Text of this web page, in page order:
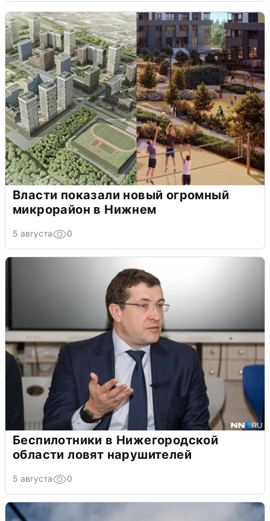
Власти показали новый огромный
микрорайон в Нижнем
5 августа 0
Беспилотники в Нижегородской
области ловят нарушителей
5 августа 0